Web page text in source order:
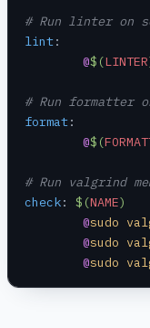
# Run linter on
lint:
	@
$(LINTER
# Run formatter
format:
	@
$(
# Run valgrind
check: $(NAME)
	@
sudo
	@
sudo
	@
sudo